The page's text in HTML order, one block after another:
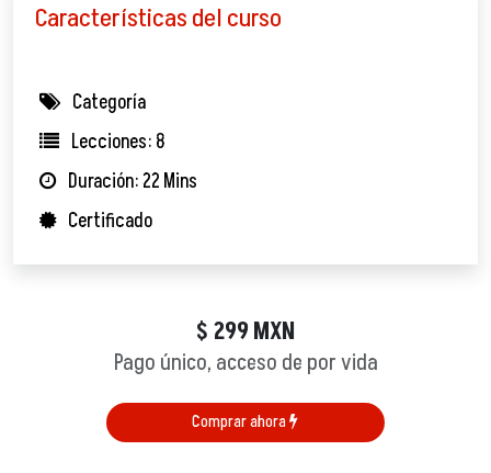
Características del curso
Categoría
Lecciones: 8
Duración: 22 Mins
Certificado
$ 299 MXN
Pago único, acceso de por vida
Comprar ahora